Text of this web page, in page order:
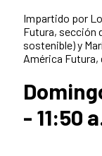
Impartido por
Futura, sección
sostenible) y
América Futura,
- 11:50